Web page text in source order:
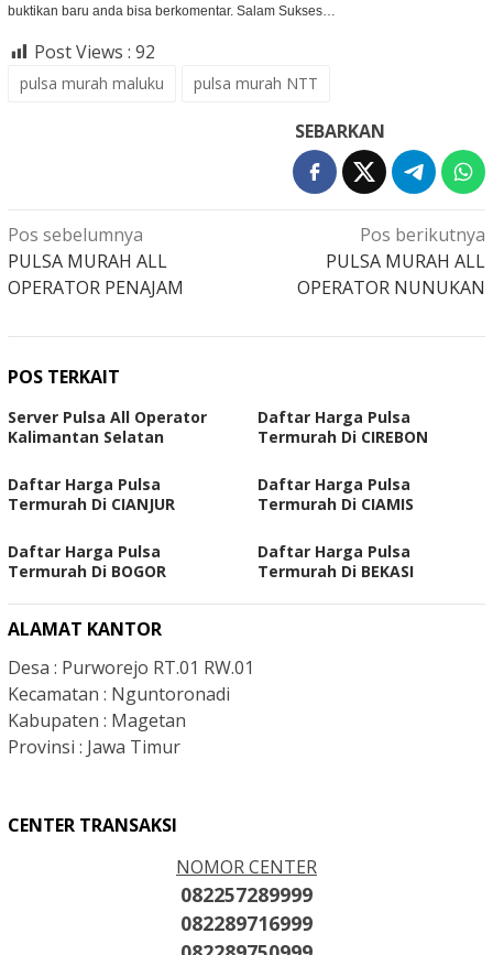
buktikan baru anda bisa berkomentar. Salam Sukses…
Post Views : 92
pulsa murah maluku pulsa murah NTT
SEBARKAN
Navigasi
pos
Pos sebelumnya
PULSA MURAH ALL
OPERATOR PENAJAM
Pos berikutnya
PULSA MURAH ALL
OPERATOR NUNUKAN
POS TERKAIT
Server Pulsa All Operator
Kalimantan Selatan
Daftar Harga Pulsa
Termurah Di CIREBON
Daftar Harga Pulsa
Termurah Di CIANJUR
Daftar Harga Pulsa
Termurah Di CIAMIS
Daftar Harga Pulsa
Termurah Di BOGOR
Daftar Harga Pulsa
Termurah Di BEKASI
ALAMAT KANTOR
Desa : Purworejo RT.01 RW.01
Kecamatan : Nguntoronadi
Kabupaten : Magetan
Provinsi : Jawa Timur
CENTER TRANSAKSI
NOMOR CENTER
082257289999
082289716999